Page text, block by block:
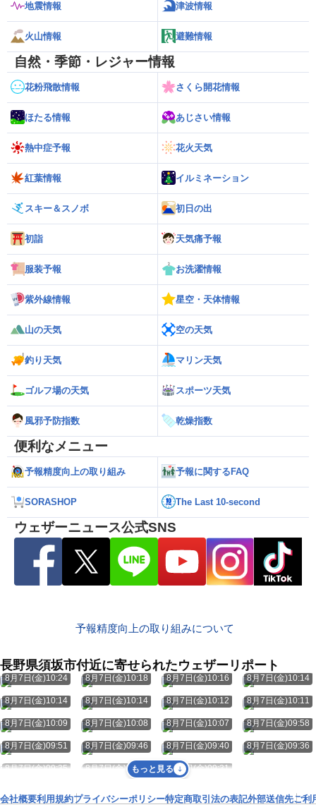
地震情報 津波情報
火山情報 避難情報
自然・季節・レジャー情報
花粉飛散情報 さくら開花情報
ほたる情報 あじさい情報
熱中症予報 花火天気
紅葉情報 イルミネーション
スキー＆スノボ 初日の出
初詣 天気痛予報
服装予報 お洗濯情報
紫外線情報 星空・天体情報
山の天気 空の天気
釣り天気 マリン天気
ゴルフ場の天気 スポーツ天気
風邪予防指数 乾燥指数
便利なメニュー
予報精度向上の取り組み 予報に関するFAQ
SORASHOP The Last 10-second
ウェザーニュース公式SNS
予報精度向上の取り組みについて
長野県須坂市付近に寄せられたウェザーリポート
8月7日(金)10:24 8月7日(金)10:18 8月7日(金)10:16 8月7日(金)10:14
8月7日(金)10:14 8月7日(金)10:14 8月7日(金)10:12 8月7日(金)10:11
8月7日(金)10:09 8月7日(金)10:08 8月7日(金)10:07 8月7日(金)09:58
8月7日(金)09:51 8月7日(金)09:46 8月7日(金)09:40 8月7日(金)09:36
8月7日(金)09:35 8月7日(金)09:34 8月7日(金)09:31
もっと見る
会社概要利用規約プライバシーポリシー特定商取引法の表記外部送信先ご利